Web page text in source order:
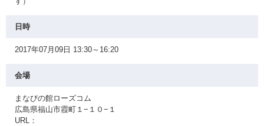
日時
2017年07月09日 13:30～16:20
会場
まなびの館ローズコム
広島県福山市霞町１−１０−１
URL：